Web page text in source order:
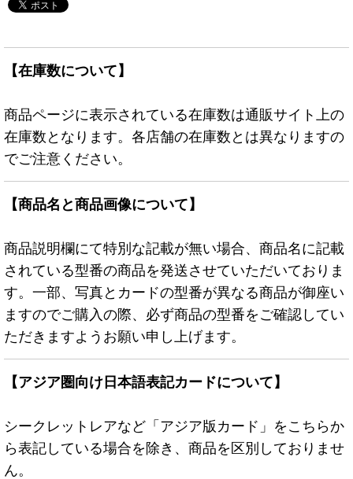
【在庫数について】
商品ページに表示されている在庫数は通販サイト上の
在庫数となります。各店舗の在庫数とは異なりますの
でご注意ください。
【商品名と商品画像について】
商品説明欄にて特別な記載が無い場合、商品名に記載
されている型番の商品を発送させていただいておりま
す。一部、写真とカードの型番が異なる商品が御座い
ますのでご購入の際、必ず商品の型番をご確認してい
ただきますようお願い申し上げます。
【アジア圏向け日本語表記カードについて】
シークレットレアなど「アジア版カード」をこちらか
ら表記している場合を除き、商品を区別しておりませ
ん。